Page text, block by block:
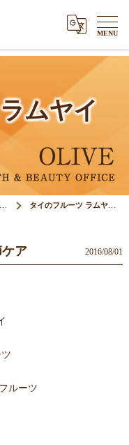
ムヤイ
タイのフルーツ ラムヤイで関節ケア
ア 2016/08/01
ルーツ